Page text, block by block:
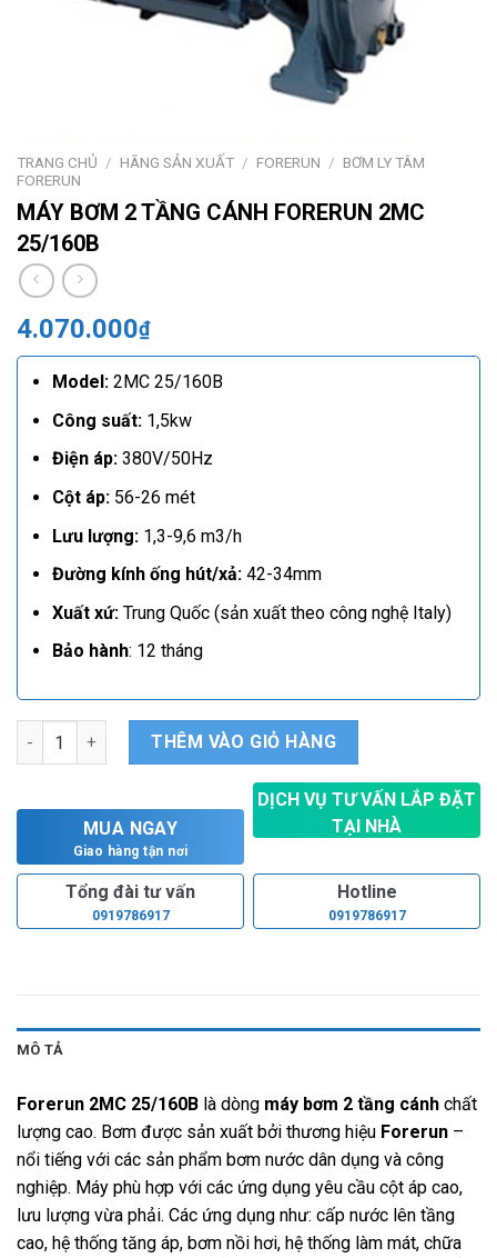
TRANG CHỦ / HÃNG SẢN XUẤT / FORERUN / BƠM LY TÂM
FORERUN
MÁY BƠM 2 TẦNG CÁNH FORERUN 2MC
25/160B
4.070.000₫
Model:2MC 25/160B
Công suất:1,5kw
Điện áp:380V/50Hz
Cột áp:56-26 mét
Lưu lượng:1,3-9,6 m3/h
Đường kính ống hút/xả:42-34mm
Xuất xứ:Trung Quốc (sản xuất theo công nghệ Italy)
Bảo hành: 12 tháng
Máy bơm 2 tầng cánh Forerun 2MC 25/160B số lượng
THÊM VÀO GIỎ HÀNG
MUA NGAY
Giao hàng tận nơi
DỊCH VỤ TƯ VẤN LẮP ĐẶT
TẠI NHÀ
Tổng đài tư vấn
0919786917
Hotline
0919786917
MÔ TẢ
Forerun 2MC 25/160B là dòng máy bơm 2 tầng cánh chất
lượng cao. Bơm được sản xuất bởi thương hiệu Forerun –
nổi tiếng với các sản phẩm bơm nước dân dụng và công
nghiệp. Máy phù hợp với các ứng dụng yêu cầu cột áp cao,
lưu lượng vừa phải. Các ứng dụng như: cấp nước lên tầng
cao, hệ thống tăng áp, bơm nồi hơi, hệ thống làm mát, chữa